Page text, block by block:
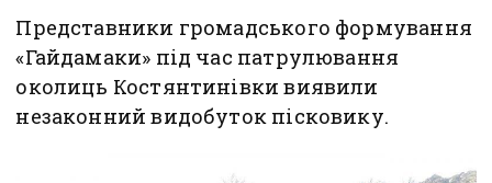
Представники громадського формування
«Гайдамаки» під час патрулювання
околиць Костянтинівки виявили
незаконний видобуток пісковику.